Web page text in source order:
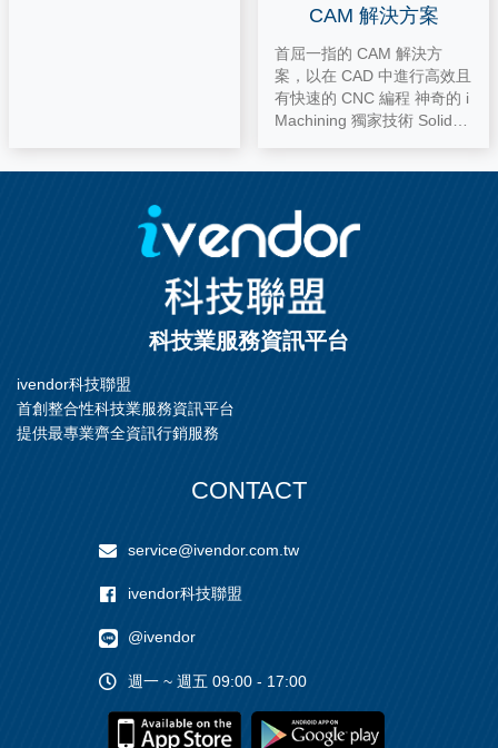
CAM 解決方案
首屈一指的 CAM 解決方
案，以在 CAD 中進行高效且
有快速的 CNC 編程 神奇的 i
Machining 獨家技術 SolidC
的 CNC 加工時間 使用智能
階梯驅動技術（具有恆定階
梯高度），在粗加工中為精
加工零件進行最佳準備，將
粗加工和二次粗加工結合在
一個操作中。
科技業服務資訊平台
ivendor科技聯盟
首創整合性科技業服務資訊平台
提供最專業齊全資訊行銷服務
CONTACT
service@ivendor.com.tw
ivendor科技聯盟
@ivendor
週一 ~ 週五 09:00 - 17:00